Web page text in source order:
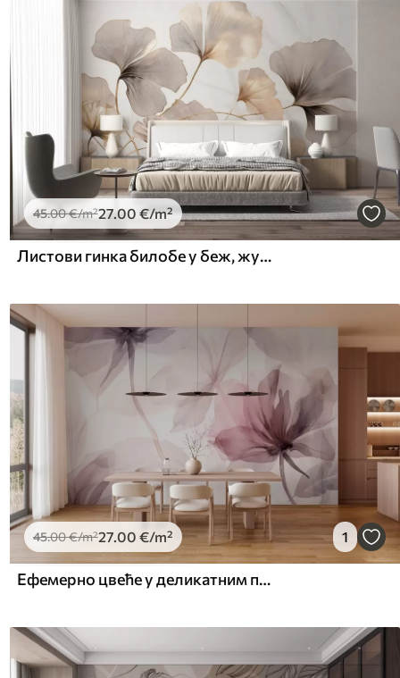
45.00€/m²27.00 €/m²
Листови гинка билобе у беж, жутим и смеђим тоновима, нежни текстурирани ефекат акварела, светла позадина
45.00€/m²27.00 €/m² 1
Ефемерно цвеће у деликатним пастелним бојама